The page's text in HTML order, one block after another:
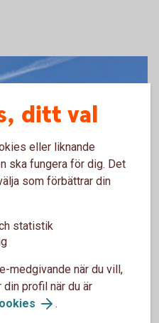
ditt val
eller liknande
ska fungera för dig. Det
som förbättrar din
statistik
medgivande när du vill,
profil när du är
.